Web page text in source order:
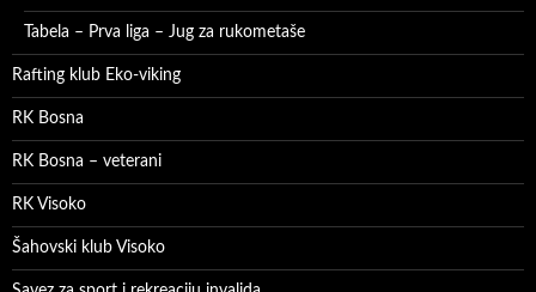
Tabela – Prva liga – Jug za rukometaše
Rafting klub Eko-viking
RK Bosna
RK Bosna – veterani
RK Visoko
Šahovski klub Visoko